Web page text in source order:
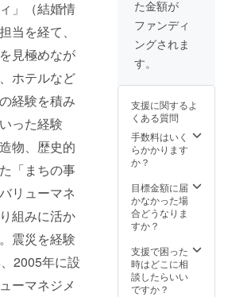
」（結婚情
当を経て、
見極めなが
ホテルなど
経験を積み
った経験
物、歴史的
「まちの事
リューマネ
組みに活か
震災を経験
2005年に設
ーマネジメ
電話番
号を記
載くだ
さい。
よりま
チケッ
ト発送
後お早
めにご
ませ。
がチ
ケット
にござ
います
号をご
に申し
伝えく
ださい
ませ。
連絡先
の携帯
電話番
さい。
※予約状
況にも
よりま
た金額が
ファンディ
ングされま
す。
支援に関するよ
くある質問
手数料はいく
らかかります
か？
目標金額に届
かなかった場
合どうなりま
すか？
支援で困った
時はどこに相
談したらいい
ですか？